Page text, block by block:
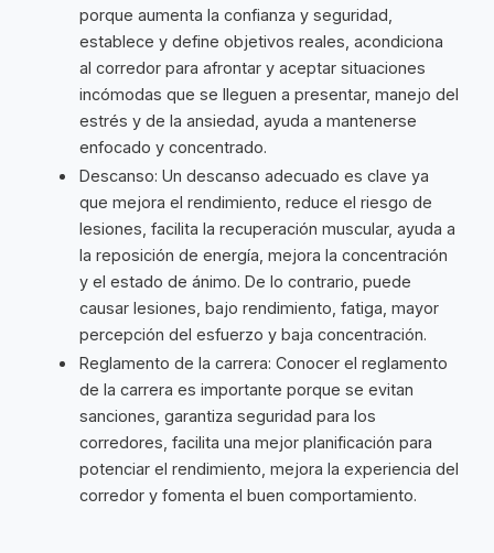
porque aumenta la confianza y seguridad,
establece y define objetivos reales, acondiciona
al corredor para afrontar y aceptar situaciones
incómodas que se lleguen a presentar, manejo del
estrés y de la ansiedad, ayuda a mantenerse
enfocado y concentrado.
Descanso: Un descanso adecuado es clave ya
que mejora el rendimiento, reduce el riesgo de
lesiones, facilita la recuperación muscular, ayuda a
la reposición de energía, mejora la concentración
y el estado de ánimo. De lo contrario, puede
causar lesiones, bajo rendimiento, fatiga, mayor
percepción del esfuerzo y baja concentración.
Reglamento de la carrera: Conocer el reglamento
de la carrera es importante porque se evitan
sanciones, garantiza seguridad para los
corredores, facilita una mejor planificación para
potenciar el rendimiento, mejora la experiencia del
corredor y fomenta el buen comportamiento.